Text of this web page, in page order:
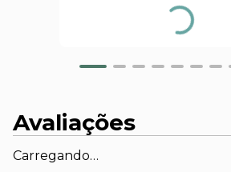
Avaliações
Carregando…